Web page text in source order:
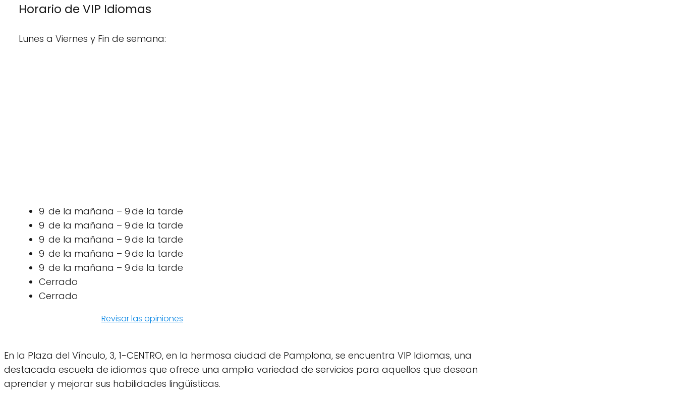
Horario de VIP Idiomas
Lunes a Viernes y Fin de semana:
9 de la mañana – 9 de la tarde
9 de la mañana – 9 de la tarde
9 de la mañana – 9 de la tarde
9 de la mañana – 9 de la tarde
9 de la mañana – 9 de la tarde
Cerrado
Cerrado
Revisar las opiniones
En la Plaza del Vínculo, 3, 1-CENTRO, en la hermosa ciudad de Pamplona, se encuentra VIP Idiomas, una
destacada escuela de idiomas que ofrece una amplia variedad de servicios para aquellos que desean
aprender y mejorar sus habilidades lingüísticas.